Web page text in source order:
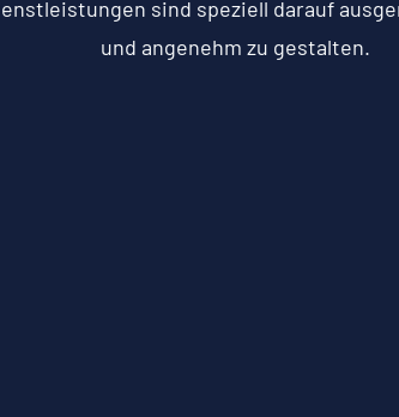
sind speziell darauf
und angenehm zu gestalten.